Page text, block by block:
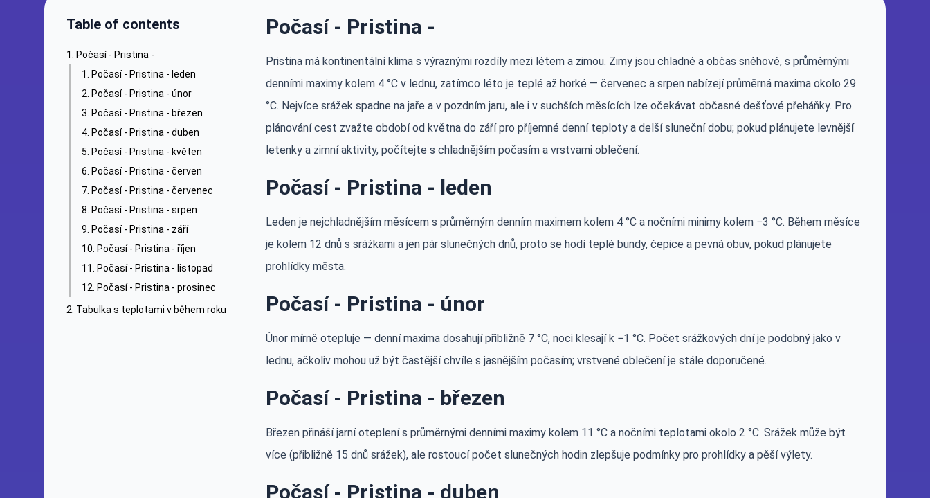
Table of contents
Počasí - Pristina -
Počasí - Pristina - leden
Počasí - Pristina - únor
Počasí - Pristina - březen
Počasí - Pristina - duben
Počasí - Pristina - květen
Počasí - Pristina - červen
Počasí - Pristina - červenec
Počasí - Pristina - srpen
Počasí - Pristina - září
Počasí - Pristina - říjen
Počasí - Pristina - listopad
Počasí - Pristina - prosinec
Tabulka s teplotami v během roku
Počasí - Pristina -
Pristina má kontinentální klima s výraznými rozdíly mezi létem a zimou. Zimy jsou chladné a občas sněhové, s průměrnými
denními maximy kolem 4 °C v lednu, zatímco léto je teplé až horké — červenec a srpen nabízejí průměrná maxima okolo 29
°C. Nejvíce srážek spadne na jaře a v pozdním jaru, ale i v suchších měsících lze očekávat občasné dešťové přeháňky. Pro
plánování cest zvažte období od května do září pro příjemné denní teploty a delší sluneční dobu; pokud plánujete levnější
letenky a zimní aktivity, počítejte s chladnějším počasím a vrstvami oblečení.
Počasí - Pristina - leden
Leden je nejchladnějším měsícem s průměrným denním maximem kolem 4 °C a nočními minimy kolem −3 °C. Během měsíce
je kolem 12 dnů s srážkami a jen pár slunečných dnů, proto se hodí teplé bundy, čepice a pevná obuv, pokud plánujete
prohlídky města.
Počasí - Pristina - únor
Únor mírně otepluje — denní maxima dosahují přibližně 7 °C, noci klesají k −1 °C. Počet srážkových dní je podobný jako v
lednu, ačkoliv mohou už být častější chvíle s jasnějším počasím; vrstvené oblečení je stále doporučené.
Počasí - Pristina - březen
Březen přináší jarní oteplení s průměrnými denními maximy kolem 11 °C a nočními teplotami okolo 2 °C. Srážek může být
více (přibližně 15 dnů srážek), ale rostoucí počet slunečných hodin zlepšuje podmínky pro prohlídky a pěší výlety.
Počasí - Pristina - duben